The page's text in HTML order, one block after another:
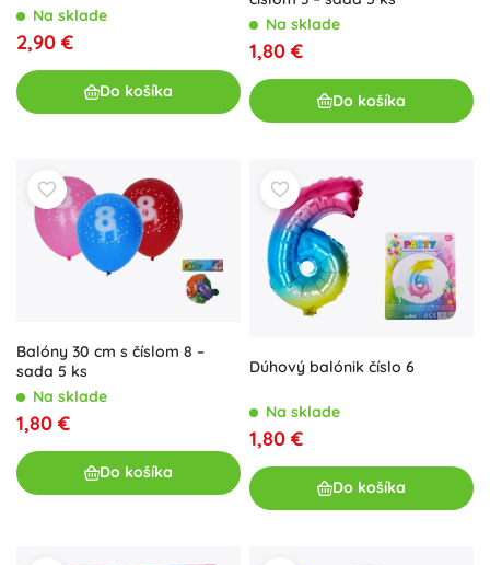
ks)Na sklade
2,90 €
Do košíka
Na sklade
1,80 €
Do košíka
Balóny 30 cm s číslom 8 –
sada 5 ks
Na sklade
1,80 €
Do košíka
Dúhový balónik číslo 6
Na sklade
1,80 €
Do košíka